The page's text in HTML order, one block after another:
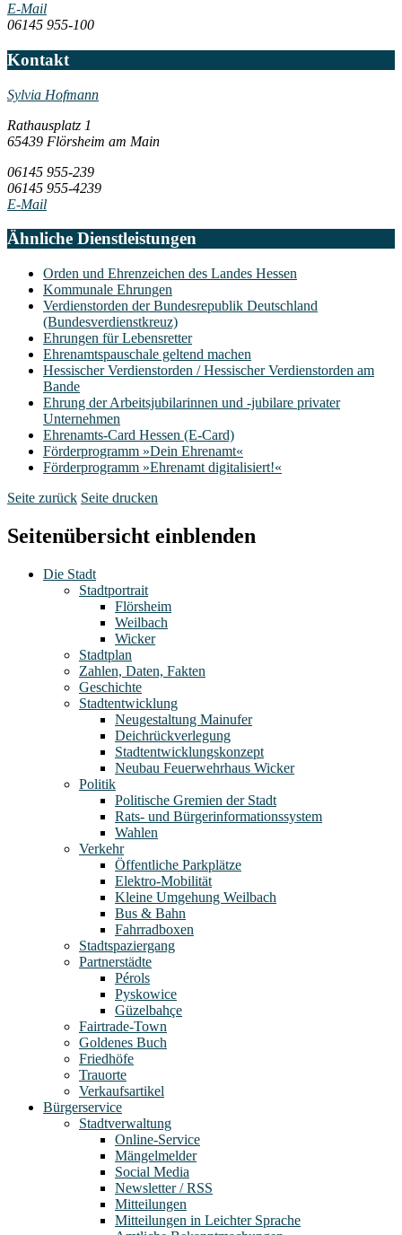
E-Mail
06145 955-100
Kontakt
Sylvia Hofmann
Rathausplatz 1
65439 Flörsheim am Main
06145 955-239
06145 955-4239
E-Mail
Ähnliche Dienstleistungen
Orden und Ehrenzeichen des Landes Hessen
Kommunale Ehrungen
Verdienstorden der Bundesrepublik Deutschland
(Bundesverdienstkreuz)
Ehrungen für Lebensretter
Ehrenamtspauschale geltend machen
Hessischer Verdienstorden / Hessischer Verdienstorden am
Bande
Ehrung der Arbeitsjubilarinnen und -jubilare privater
Unternehmen
Ehrenamts-Card Hessen (E-Card)
Förderprogramm »Dein Ehrenamt«
Förderprogramm »Ehrenamt digitalisiert!«
Seite zurück Seite drucken
Seitenübersicht einblenden
Die Stadt
Stadtportrait
Flörsheim
Weilbach
Wicker
Stadtplan
Zahlen, Daten, Fakten
Geschichte
Stadtentwicklung
Neugestaltung Mainufer
Deichrückverlegung
Stadtentwicklungskonzept
Neubau Feuerwehrhaus Wicker
Politik
Politische Gremien der Stadt
Rats- und Bürgerinformationssystem
Wahlen
Verkehr
Öffentliche Parkplätze
Elektro-Mobilität
Kleine Umgehung Weilbach
Bus & Bahn
Fahrradboxen
Stadtspaziergang
Partnerstädte
Pérols
Pyskowice
Güzelbahçe
Fairtrade-Town
Goldenes Buch
Friedhöfe
Trauorte
Verkaufsartikel
Bürgerservice
Stadtverwaltung
Online-Service
Mängelmelder
Social Media
Newsletter / RSS
Mitteilungen
Mitteilungen in Leichter Sprache